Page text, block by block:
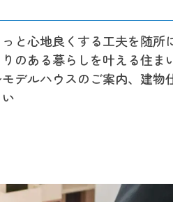
と心地良くする工夫を随所
のある暮らしを叶える住ま
デルハウスのご案内、建物